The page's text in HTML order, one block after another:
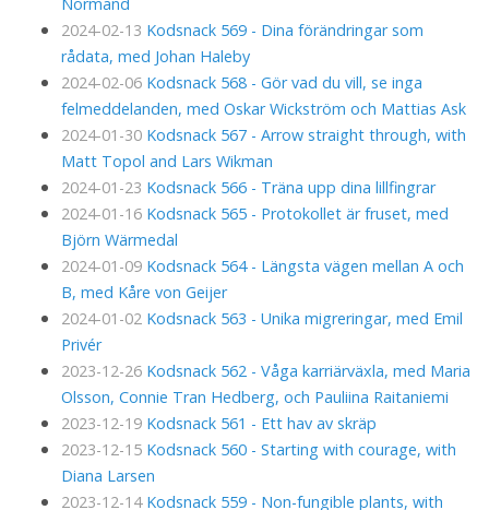
Normand
2024-02-13 Kodsnack 569 - Dina förändringar som
rådata, med Johan Haleby
2024-02-06 Kodsnack 568 - Gör vad du vill, se inga
felmeddelanden, med Oskar Wickström och Mattias Ask
2024-01-30 Kodsnack 567 - Arrow straight through, with
Matt Topol and Lars Wikman
2024-01-23 Kodsnack 566 - Träna upp dina lillfingrar
2024-01-16 Kodsnack 565 - Protokollet är fruset, med
Björn Wärmedal
2024-01-09 Kodsnack 564 - Längsta vägen mellan A och
B, med Kåre von Geijer
2024-01-02 Kodsnack 563 - Unika migreringar, med Emil
Privér
2023-12-26 Kodsnack 562 - Våga karriärväxla, med Maria
Olsson, Connie Tran Hedberg, och Pauliina Raitaniemi
2023-12-19 Kodsnack 561 - Ett hav av skräp
2023-12-15 Kodsnack 560 - Starting with courage, with
Diana Larsen
2023-12-14 Kodsnack 559 - Non-fungible plants, with